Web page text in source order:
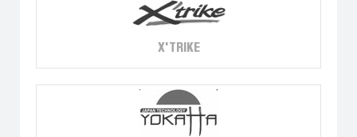
X'TRIKE